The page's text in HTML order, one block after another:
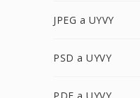
JPEG a UYVY
PSD a UYVY